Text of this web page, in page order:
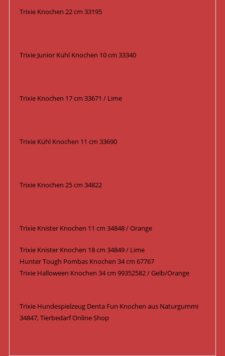
Trixie Knochen 22 cm 33195
Trixie Junior Kühl Knochen 10 cm 33340
Trixie Knochen 17 cm 33671 / Lime
Trixie Kühl Knochen 11 cm 33690
Trixie Knochen 25 cm 34822
Trixie Knister Knochen 11 cm 34848 / Orange
Trixie Knister Knochen 18 cm 34849 / Lime
Hunter Tough Pombas Knochen 34 cm 67767
Trixie Halloween Knochen 34 cm 99352582 / Gelb/Orange
Trixie Hundespielzeug Denta Fun Knochen aus Naturgummi
34847, Tierbedarf Online Shop